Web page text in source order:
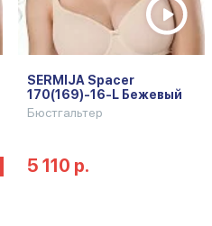
SERMIJA Spacer
170(169)-16-L Бежевый
Бюстгальтер
5 110 р.